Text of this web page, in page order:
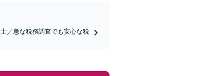
／急な税務調査でも安心な税